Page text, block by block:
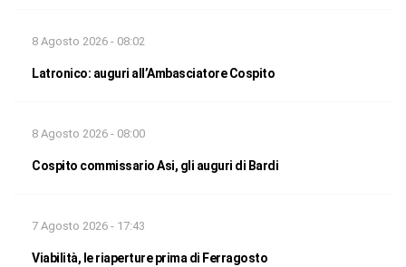
8 Agosto 2026 - 08:02
Latronico: auguri all’Ambasciatore Cospito
8 Agosto 2026 - 08:00
Cospito commissario Asi, gli auguri di Bardi
7 Agosto 2026 - 17:43
Viabilità, le riaperture prima di Ferragosto